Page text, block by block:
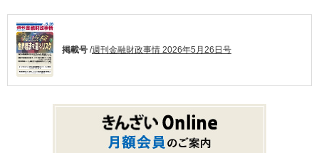
掲載号 /週刊金融財政事情 2026年5月26日号